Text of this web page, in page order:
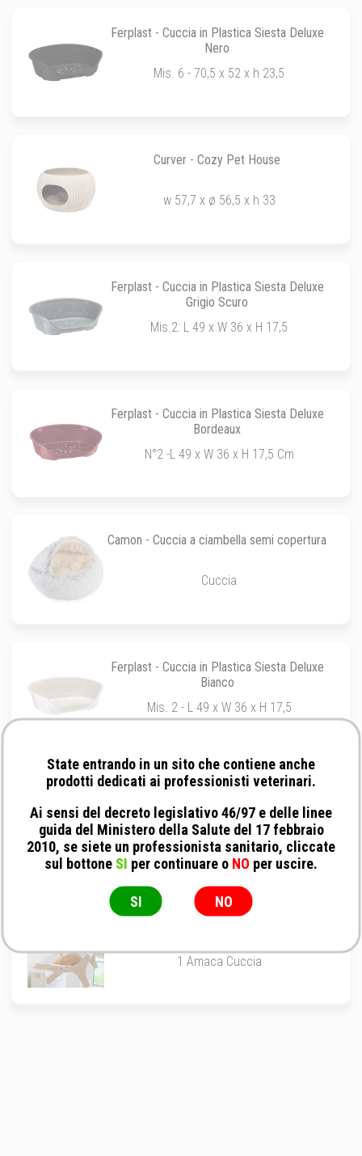
Ferplast - Cuccia in Plastica Siesta Deluxe
Nero
Mis. 6 - 70,5 x 52 x h 23,5
Curver - Cozy Pet House
w 57,7 x ø 56,5 x h 33
Ferplast - Cuccia in Plastica Siesta Deluxe
Grigio Scuro
Mis.2: L 49 x W 36 x H 17,5
Ferplast - Cuccia in Plastica Siesta Deluxe
Bordeaux
N°2 -L 49 x W 36 x H 17,5 Cm
Camon - Cuccia a ciambella semi copertura
Cuccia
Ferplast - Cuccia in Plastica Siesta Deluxe
Bianco
Mis. 2 - L 49 x W 36 x H 17,5
Camon - Cuccia Ovale per Cani e Gatti
Fantasia Hug Me
ø 48
Trixie - Amaca Per Gatti Cuccia Multiuso
1 Amaca Cuccia
State entrando in un sito che contiene anche
prodotti dedicati ai professionisti veterinari.
Ai sensi del decreto legislativo 46/97 e delle linee
guida del Ministero della Salute del 17 febbraio
2010, se siete un professionista sanitario, cliccate
sul bottone SI per continuare o NO per uscire.
SI NO